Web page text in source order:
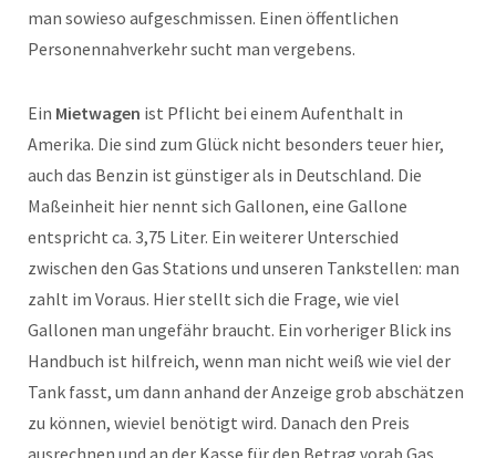
man sowieso aufgeschmissen. Einen öffentlichen
Personennahverkehr sucht man vergebens.
Ein Mietwagen ist Pflicht bei einem Aufenthalt in
Amerika. Die sind zum Glück nicht besonders teuer hier,
auch das Benzin ist günstiger als in Deutschland. Die
Maßeinheit hier nennt sich Gallonen, eine Gallone
entspricht ca. 3,75 Liter. Ein weiterer Unterschied
zwischen den Gas Stations und unseren Tankstellen: man
zahlt im Voraus. Hier stellt sich die Frage, wie viel
Gallonen man ungefähr braucht. Ein vorheriger Blick ins
Handbuch ist hilfreich, wenn man nicht weiß wie viel der
Tank fasst, um dann anhand der Anzeige grob abschätzen
zu können, wieviel benötigt wird. Danach den Preis